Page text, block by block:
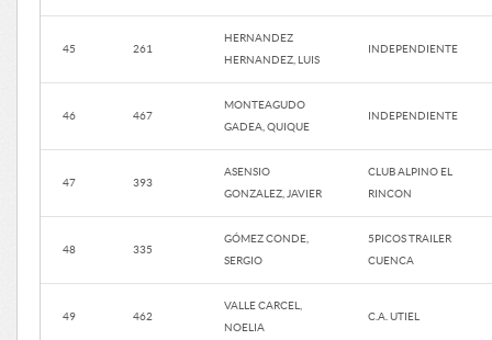
45 261
HERNANDEZ
HERNANDEZ, LUIS
INDEPENDIENTE
46 467
MONTEAGUDO
GADEA, QUIQUE
INDEPENDIENTE
47 393
ASENSIO
GONZALEZ, JAVIER
CLUB ALPINO EL
RINCON
48 335
GÓMEZ CONDE,
SERGIO
5PICOS TRAILER
CUENCA
49 462
VALLE CARCEL,
NOELIA
C.A. UTIEL